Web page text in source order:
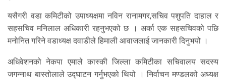
यसैगरी वडा कमिटीको उपाध्यक्षमा नविन रानामगर,सचिव पशुपति दाहाल र
सहसचिव मनिलाल अधिकारी रहनुभएको छ । अर्का एक सहसचिवको पछि
मनोनित गरिने वडाध्यक्ष दवाडीले हिमाली आवाजलाई जानकारी दिनुभयो ।
अधिवेशनको नेकपा एमाले कास्की जिल्ला कमिटीका सचिवालय सदस्य
जगन्नाथ बास्तोलाले उद्घाटन गर्नुभएको थियो । निर्वाचन मण्डलको अध्यक्ष